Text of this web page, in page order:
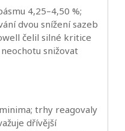
4,25–4,50 %;
dvou snížení sazeb
čelil silné kritice
snižovat
trhy reagovaly
dřívější